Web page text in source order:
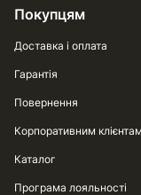
Покупцям
Доставка і оплата
Гарантія
Повернення
Корпоративним клієнтам
Каталог
Програма лояльності